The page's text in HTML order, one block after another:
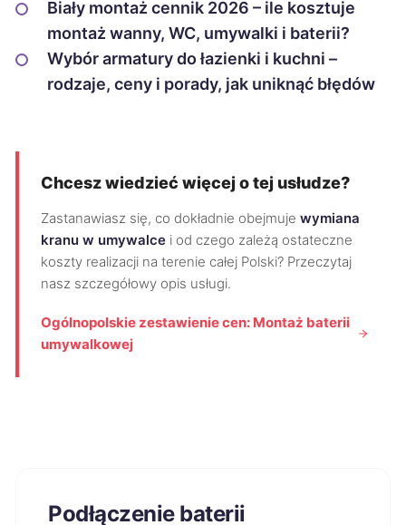
Biały montaż cennik 2026 – ile kosztuje
montaż wanny, WC, umywalki i baterii?
Wybór armatury do łazienki i kuchni –
rodzaje, ceny i porady, jak uniknąć błędów
Chcesz wiedzieć więcej o tej usłudze?
Zastanawiasz się, co dokładnie obejmuje wymiana
kranu w umywalce i od czego zależą ostateczne
koszty realizacji na terenie całej Polski? Przeczytaj
nasz szczegółowy opis usługi.
Ogólnopolskie zestawienie cen: Montaż baterii
umywalkowej
Podłączenie baterii